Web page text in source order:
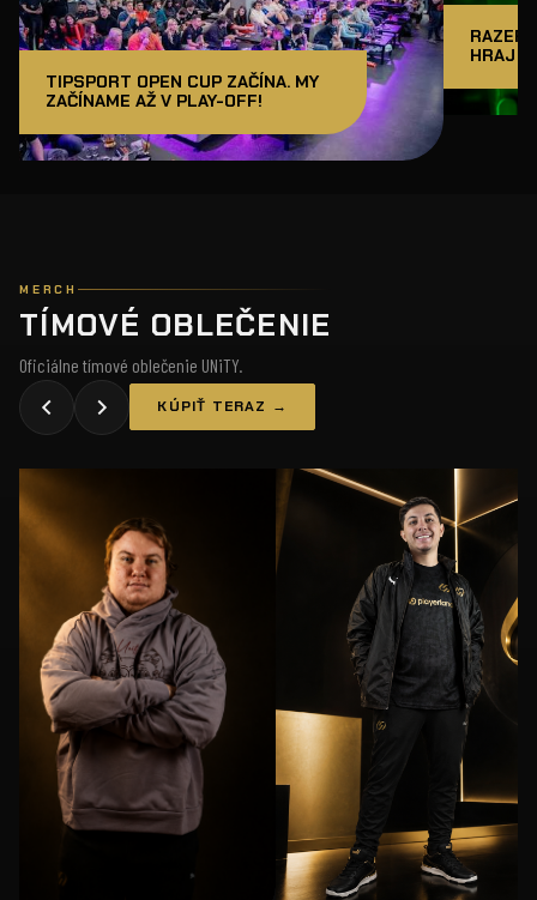
TIPSPORT OPEN CUP ZAČÍNA. MY
ZAČÍNAME AŽ V PLAY-OFF!
RAZER
HRAJ
MERCH
TÍMOVÉ OBLEČENIE
Oficiálne tímové oblečenie UNiTY.
KÚPIŤ TERAZ →